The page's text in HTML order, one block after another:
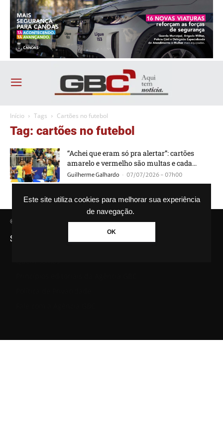
Este site utiliza cookies para melhorar sua experiência
de navegação.
OK
Início Tags Cartões no futebol
Tag: cartões no futebol
“Achei que eram só pra alertar”: cartões
amarelo e vermelho são multas e cada...
Guilherme Galhardo - 07/07/2026 - 07h00
© Agência GBC. Aqui tem notícia. Todos os direitos reservados.
SAIBA MAIS SOBRE A AGÊNCIA GBC